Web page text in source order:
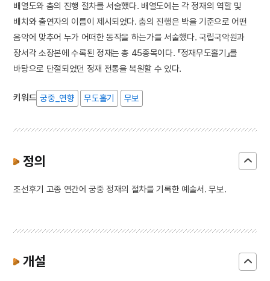
배열도와 춤의 진행 절차를 서술했다. 배열도에는 각 정재의 역할 및
배치와 출연자의 이름이 제시되었다. 춤의 진행은 박을 기준으로 어떤
음악에 맞추어 누가 어떠한 동작을 하는가를 서술했다. 국립국악원과
장서각 소장본에 수록된 정재는 총 45종목이다. 『정재무도홀기』를
바탕으로 단절되었던 정재 전통을 복원할 수 있다.
키워드 궁중_연향 무도홀기 무보
정의
조선후기 고종 연간에 궁중 정재의 절차를 기록한 예술서. 무보.
개설